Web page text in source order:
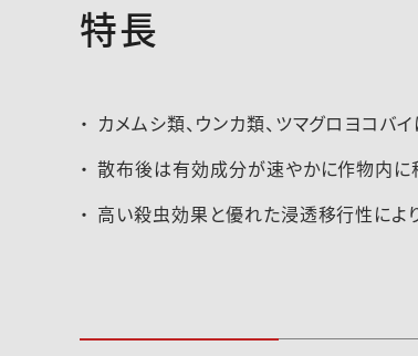
2022-047登録速報（211222）
特長
カメムシ類、ウンカ類、ツマグロヨコバ
散布後は有効成分が速やかに作物内に
高い殺虫効果と優れた浸透移行性によ